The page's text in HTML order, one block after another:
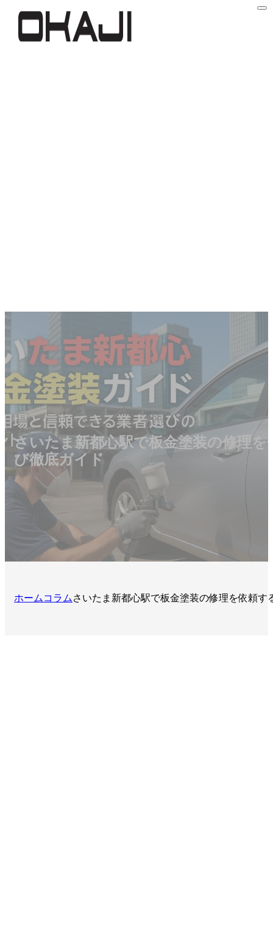
さいたま新都心駅で板金塗装の修理
び徹底ガイド
ホーム コラム さいたま新都心駅で板金塗装の修理を依頼